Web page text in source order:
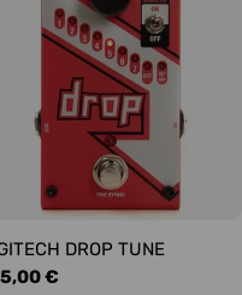
DROP TUNE
€